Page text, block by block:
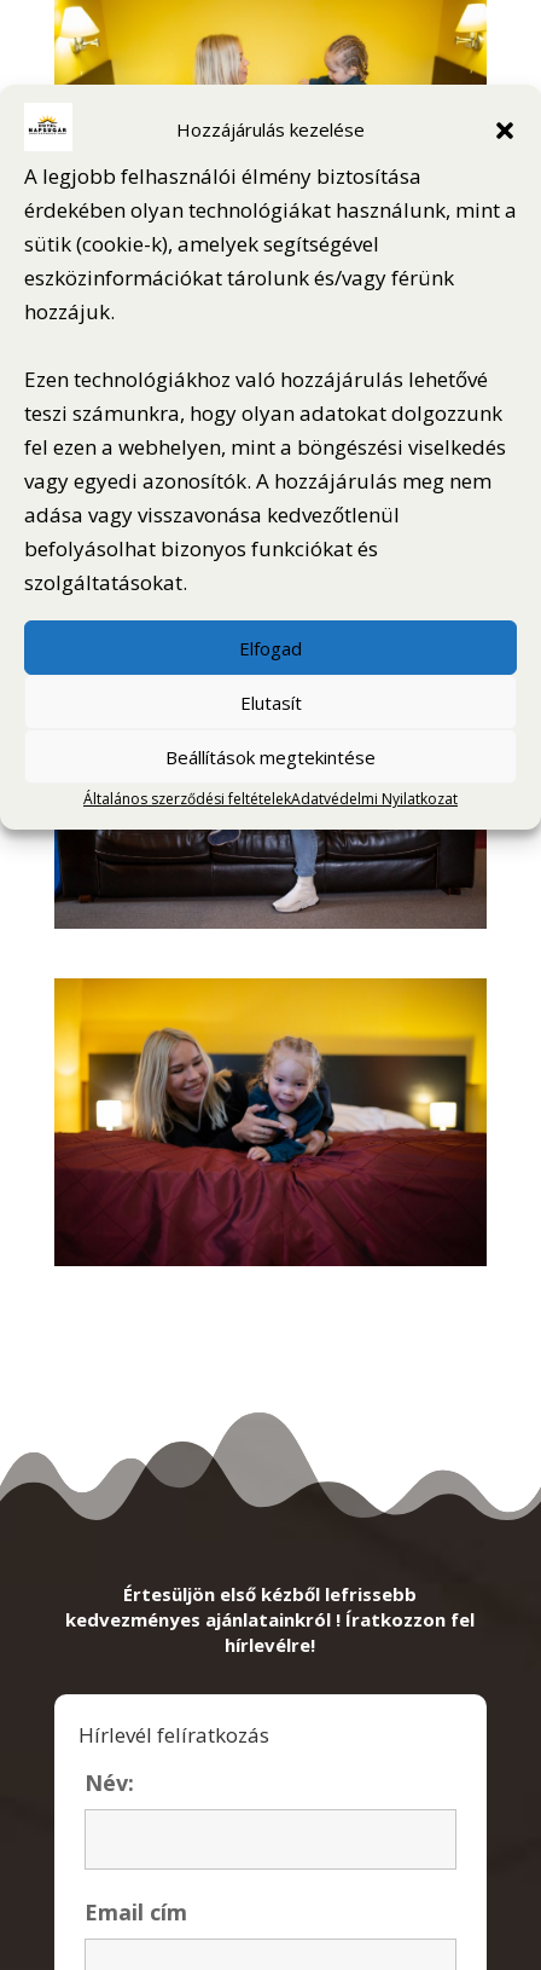
Hozzájárulás kezelése
A legjobb felhasználói élmény biztosítása
érdekében olyan technológiákat használunk, mint a
sütik (cookie-k), amelyek segítségével
eszközinformációkat tárolunk és/vagy férünk
hozzájuk.
Ezen technológiákhoz való hozzájárulás lehetővé
teszi számunkra, hogy olyan adatokat dolgozzunk
fel ezen a webhelyen, mint a böngészési viselkedés
vagy egyedi azonosítók. A hozzájárulás meg nem
adása vagy visszavonása kedvezőtlenül
befolyásolhat bizonyos funkciókat és
szolgáltatásokat.
Elfogad
Elutasít
Beállítások megtekintése
Általános szerződési feltételekAdatvédelmi Nyilatkozat
Értesüljön első kézből lefrissebb
kedvezményes ajánlatainkról ! Íratkozzon fel
hírlevélre!
Hírlevél felíratkozás
Név:
Email cím